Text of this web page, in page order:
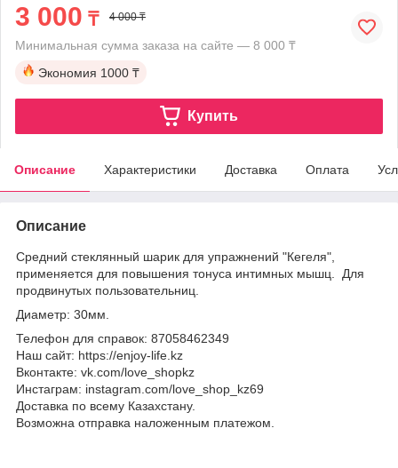
3 000 ₸ 4 000 ₸
Минимальная сумма заказа на сайте — 8 000 ₸
Экономия 1000 ₸
Купить
Описание Характеристики Доставка Оплата
Описание
Средний стеклянный шарик для упражнений "Кегеля",
применяется для повышения тонуса интимных мышц. Для
продвинутых пользовательниц.
Диаметр: 30мм.
Телефон для справок: 87058462349
Наш сайт: https://enjoy-life.kz
Вконтакте: vk.com/love_shopkz
Инстаграм: instagram.com/love_shop_kz69
Доставка по всему Казахстану.
Возможна отправка наложенным платежом.